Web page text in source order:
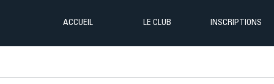
ACCUEIL LE CLUB INSCRIPTIONS